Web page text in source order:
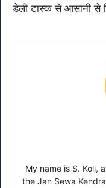
डेली टास्क से आसानी से
My name is S. Koli,
the Jan Sewa